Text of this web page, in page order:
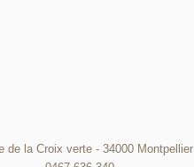
de la Croix verte - 34000 Montpellier